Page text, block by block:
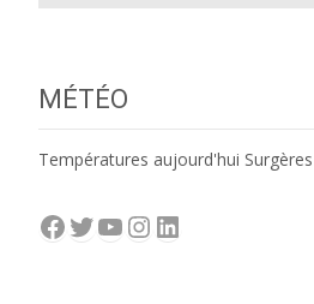
MÉTÉO
Températures aujourd'hui Surgères
Facebook
Twitter
YouTube
Instagram
LinkedIn